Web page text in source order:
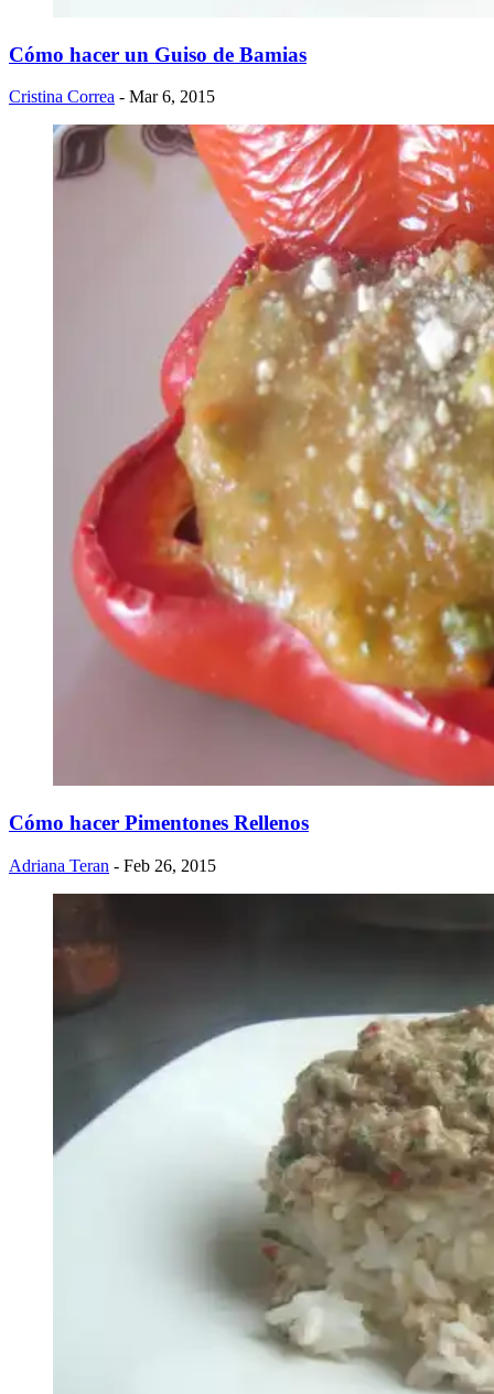
Cómo hacer un Guiso de Bamias
Cristina Correa - Mar 6, 2015
Cómo hacer Pimentones Rellenos
Adriana Teran - Feb 26, 2015